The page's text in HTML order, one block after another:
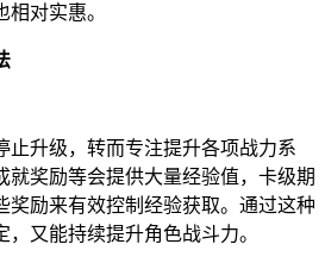
对实惠。
止升级，转而专注提升各项战力系
就奖励等会提供大量经验值，卡级期
奖励来有效控制经验获取。通过这种
又能持续提升角色战斗力。